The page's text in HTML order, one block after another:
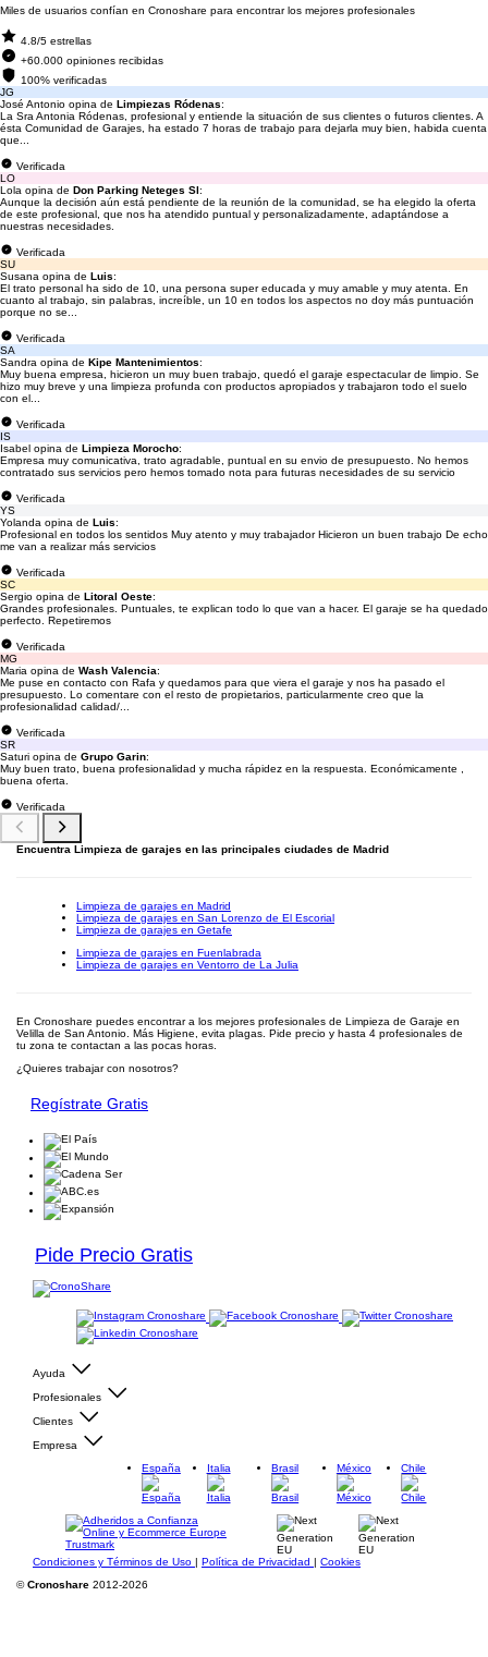
Miles de usuarios confían en Cronoshare para encontrar los mejores profesionales
4.8/5 estrellas
+60.000 opiniones recibidas
100% verificadas
JG
José Antonio opina de Limpiezas Ródenas:
La Sra Antonia Ródenas, profesional y entiende la situación de sus clientes o futuros clientes. A
ésta Comunidad de Garajes, ha estado 7 horas de trabajo para dejarla muy bien, habida cuenta
que...
Verificada
LO
Lola opina de Don Parking Neteges Sl:
Aunque la decisión aún está pendiente de la reunión de la comunidad, se ha elegido la oferta
de este profesional, que nos ha atendido puntual y personalizadamente, adaptándose a
nuestras necesidades.
Verificada
SU
Susana opina de Luis:
El trato personal ha sido de 10, una persona super educada y muy amable y muy atenta. En
cuanto al trabajo, sin palabras, increíble, un 10 en todos los aspectos no doy más puntuación
porque no se...
Verificada
SA
Sandra opina de Kipe Mantenimientos:
Muy buena empresa, hicieron un muy buen trabajo, quedó el garaje espectacular de limpio. Se
hizo muy breve y una limpieza profunda con productos apropiados y trabajaron todo el suelo
con el...
Verificada
IS
Isabel opina de Limpieza Morocho:
Empresa muy comunicativa, trato agradable, puntual en su envio de presupuesto. No hemos
contratado sus servicios pero hemos tomado nota para futuras necesidades de su servicio
Verificada
YS
Yolanda opina de Luis:
Profesional en todos los sentidos Muy atento y muy trabajador Hicieron un buen trabajo De echo
me van a realizar más servicios
Verificada
SC
Sergio opina de Litoral Oeste:
Grandes profesionales. Puntuales, te explican todo lo que van a hacer. El garaje se ha quedado
perfecto. Repetiremos
Verificada
MG
Maria opina de Wash Valencia:
Me puse en contacto con Rafa y quedamos para que viera el garaje y nos ha pasado el
presupuesto. Lo comentare con el resto de propietarios, particularmente creo que la
profesionalidad calidad/...
Verificada
SR
Saturi opina de Grupo Garin:
Muy buen trato, buena profesionalidad y mucha rápidez en la respuesta. Económicamente ,
buena oferta.
Verificada
Encuentra Limpieza de garajes en las principales ciudades de Madrid
Limpieza de garajes en Madrid
Limpieza de garajes en San Lorenzo de El Escorial
Limpieza de garajes en Getafe
Limpieza de garajes en Fuenlabrada
Limpieza de garajes en Ventorro de La Julia
En Cronoshare puedes encontrar a los mejores profesionales de Limpieza de Garaje en
Velilla de San Antonio. Más Higiene, evita plagas. Pide precio y hasta 4 profesionales de
tu zona te contactan a las pocas horas.
¿Quieres trabajar con nosotros?
Regístrate Gratis
Pide Precio Gratis
Ayuda
Profesionales
Clientes
Empresa
España
Italia Brasil México Chile
Condiciones y Términos de Uso | Política de Privacidad | Cookies
©Cronoshare 2012-2026